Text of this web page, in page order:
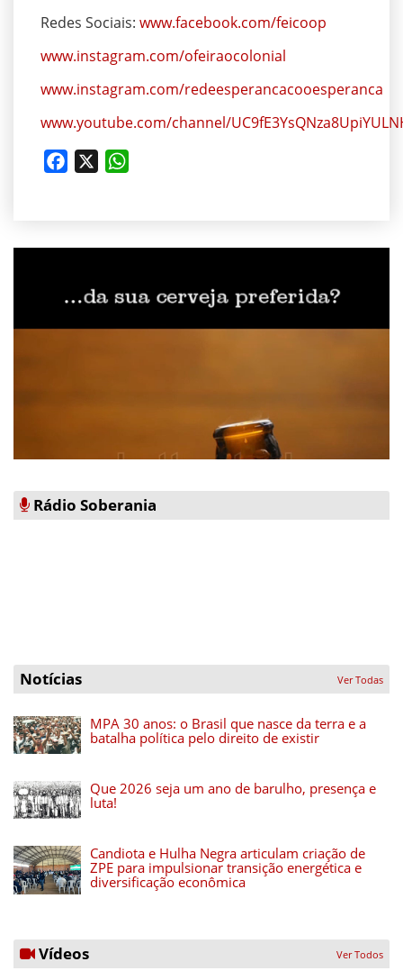
Redes Sociais: www.facebook.com/feicoop
www.instagram.com/ofeiraocolonial
www.instagram.com/redeesperancacooesperanca
www.youtube.com/channel/
Facebook
Rádio Soberania
Notícias Ver Todas
MPA 30 anos: o Brasil que nasce da terra e a
batalha política pelo direito de existir
Que 2026 seja um ano de barulho, presença e
luta!
Candiota e Hulha Negra articulam criação de
ZPE para impulsionar transição energética e
diversificação econômica
Vídeos Ver Todos